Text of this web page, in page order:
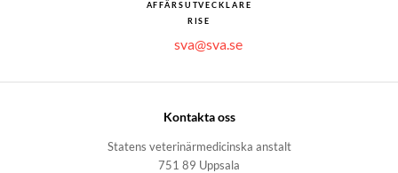
AFFÄRSUTVECKLARE
RISE
sva@sva.se
Kontakta oss
Statens veterinärmedicinska anstalt
751 89 Uppsala